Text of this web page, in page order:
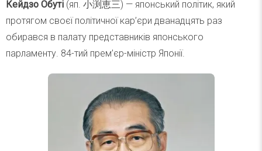
Кейдзо Обуті (яп. 小渕恵三) — японський політик, який
протягом своєї політичної кар’єри дванадцять раз
обирався в палату представників японського
парламенту. 84-тий прем’єр-міністр Японії.